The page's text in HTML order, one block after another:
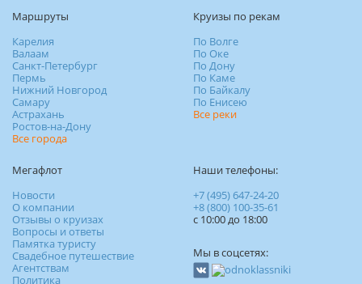
Маршруты
Карелия
Валаам
Санкт-Петербург
Пермь
Нижний Новгород
Самару
Астрахань
Ростов-на-Дону
Все города
Круизы по рекам
По Волге
По Оке
По Дону
По Каме
По Байкалу
По Енисею
Все реки
Мегафлот
Новости
О компании
Отзывы о круизах
Вопросы и ответы
Памятка туристу
Свадебное путешествие
Агентствам
Политика
Наши телефоны:
+7 (495) 647-24-20
+8 (800) 100-35-61
c 10:00 до 18:00
Мы в соцсетях: